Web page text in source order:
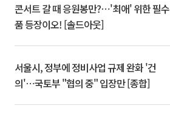
콘서트 갈 때 응원봉만?⋯'최애' 위한 필수
품 등장이오! [솔드아웃]
서울시, 정부에 정비사업 규제 완화 '건
의'⋯국토부 "협의 중" 입장만 [종합]